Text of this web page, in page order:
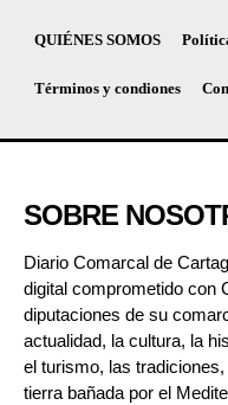
QUIÉNES SOMOS
Términos y condiones
SOBRE
Diario Comarcal de
digital comprometido con
diputaciones de su
actualidad, la cultura, la
el turismo, las
tierra bañada por el